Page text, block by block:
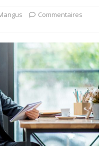
Commentaires